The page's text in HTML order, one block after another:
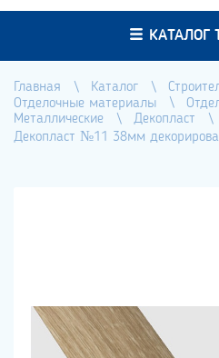
КАТАЛОГ
Главная Каталог
Отделочные материалы
Металлические
Декопласт
Декопласт №11 38мм